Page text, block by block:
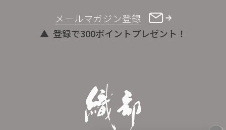
メールマガジン登録
登録で300ポイントプレゼント！